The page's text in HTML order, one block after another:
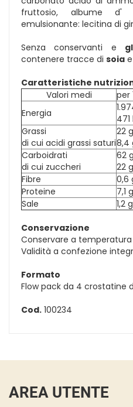
fruttosio, albume d'
emulsionante: lecitina di
Senza conservanti e
contenere tracce di soia e
Caratteristiche
Valori medi
per
Energia
Grassi
di cui acidi grassi saturi
22 g
8,4
Carboidrati
di cui zuccheri
62 g
22 g
Fibre
0,6
Proteine
7,1 g
Sale
1,2 g
Conservazione
Conservare a
Validità a confezione
Formato
Flow pack da 4 crostatine
Cod. 100234
AREA UTENTE